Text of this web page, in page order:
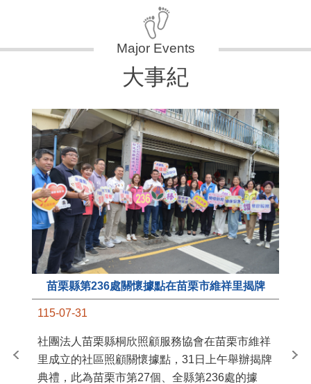
大事紀
苗栗縣第236處關懷據點在苗栗市維祥里揭牌
115-07-31
社團法人苗栗縣桐欣照顧服務協會在苗栗市維祥
里成立的社區照顧關懷據點，31日上午舉辦揭牌
典禮，此為苗栗市第27個、全縣第236處的據
苗